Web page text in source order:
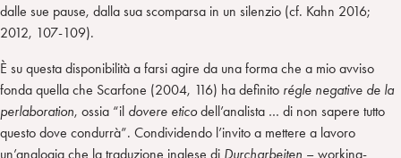
dalle sue pause, dalla sua scomparsa in un silenzio (cf. Kahn 2016;
2012, 107-109).
È su questa disponibilità a farsi agire da una forma che a mio avviso
fonda quella che Scarfone (2004, 116) ha definito régle negative de la
perlaboration, ossia “il dovere eticodell’analista … di non sapere tutto
questo dove condurrà”. Condividendo l’invito a mettere a lavoro
un’analogia che la traduzione inglese di Durcharbeiten – working-